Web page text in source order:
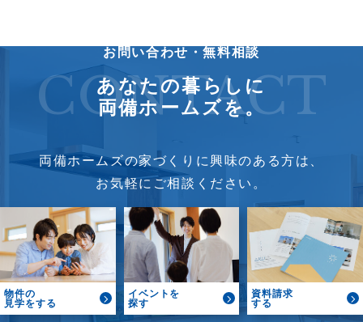
お問い合わせ・無料相談
CONTACT
あなたの暮らしに
両備ホームズを。
両備ホームズの家づくりに興味のある方は、
お気軽にご相談ください。
物件の
見学をする
イベントを
探す
資料請求
する